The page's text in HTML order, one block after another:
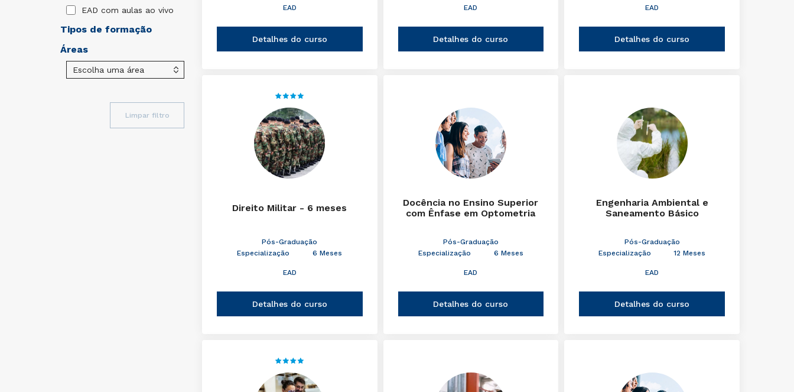
EAD com aulas ao vivo
Tipos de formação
Áreas
Limpar filtro
EAD
Detalhes do curso
EAD
Detalhes do curso
EAD
Detalhes do curso
Direito Militar - 6 meses
Pós-Graduação
Especialização
6 Meses
EAD
Detalhes do curso
Docência no Ensino Superior
com Ênfase em Optometria
Pós-Graduação
Especialização
6 Meses
EAD
Detalhes do curso
Engenharia Ambiental e
Saneamento Básico
Pós-Graduação
Especialização
12 Meses
EAD
Detalhes do curso